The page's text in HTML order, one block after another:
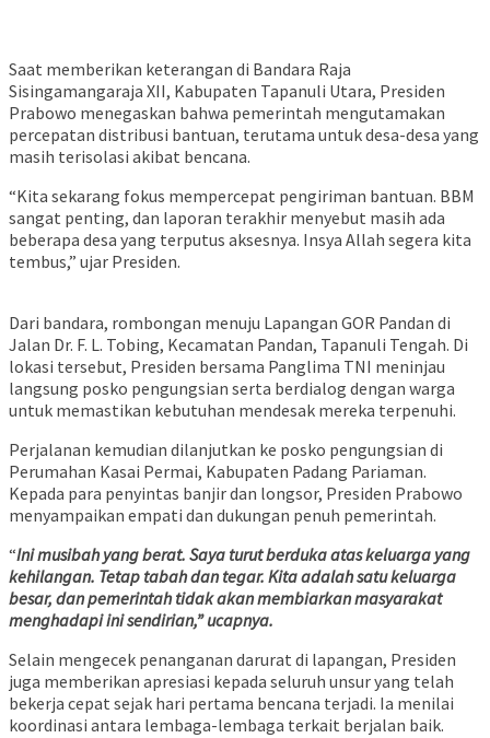
Saat memberikan keterangan di Bandara Raja
Sisingamangaraja XII, Kabupaten Tapanuli Utara, Presiden
Prabowo menegaskan bahwa pemerintah mengutamakan
percepatan distribusi bantuan, terutama untuk desa-desa yang
masih terisolasi akibat bencana.
“Kita sekarang fokus mempercepat pengiriman bantuan. BBM
sangat penting, dan laporan terakhir menyebut masih ada
beberapa desa yang terputus aksesnya. Insya Allah segera kita
tembus,” ujar Presiden.
Dari bandara, rombongan menuju Lapangan GOR Pandan di
Jalan Dr. F. L. Tobing, Kecamatan Pandan, Tapanuli Tengah. Di
lokasi tersebut, Presiden bersama Panglima TNI meninjau
langsung posko pengungsian serta berdialog dengan warga
untuk memastikan kebutuhan mendesak mereka terpenuhi.
Perjalanan kemudian dilanjutkan ke posko pengungsian di
Perumahan Kasai Permai, Kabupaten Padang Pariaman.
Kepada para penyintas banjir dan longsor, Presiden Prabowo
menyampaikan empati dan dukungan penuh pemerintah.
“Ini musibah yang berat. Saya turut berduka atas keluarga yang
kehilangan. Tetap tabah dan tegar. Kita adalah satu keluarga
besar, dan pemerintah tidak akan membiarkan masyarakat
menghadapi ini sendirian,” ucapnya.
Selain mengecek penanganan darurat di lapangan, Presiden
juga memberikan apresiasi kepada seluruh unsur yang telah
bekerja cepat sejak hari pertama bencana terjadi. Ia menilai
koordinasi antara lembaga-lembaga terkait berjalan baik.